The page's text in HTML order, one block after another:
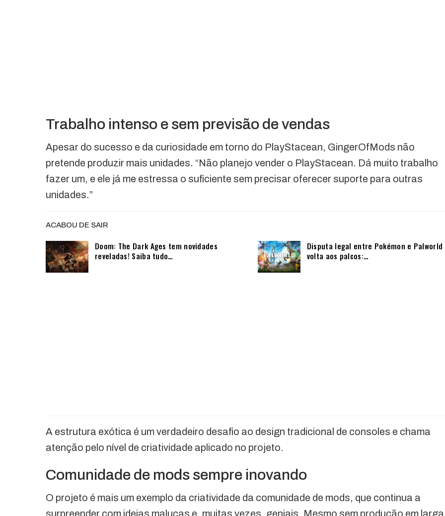
Trabalho intenso e sem previsão de vendas
Apesar do sucesso e da curiosidade em torno do PlayStacean, GingerOfMods não
pretende produzir mais unidades. “Não planejo vender o PlayStacean. Dá muito trabalho
fazer um, e ele já me estressa o suficiente sem precisar oferecer suporte para outras
unidades.”
ACABOU DE SAIR
Doom: The Dark Ages tem novidades
reveladas! Saiba tudo…
Disputa legal entre Pokémon e Palworld
volta aos palcos:…
A estrutura exótica é um verdadeiro desafio ao design tradicional de consoles e chama
atenção pelo nível de criatividade aplicado no projeto.
Comunidade de mods sempre inovando
O projeto é mais um exemplo da criatividade da comunidade de mods, que continua a
surpreender com ideias malucas e, muitas vezes, geniais. Mesmo sem produção em larga